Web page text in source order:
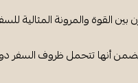
القوة والمرونة المثالية
أنها تتحمل ظروف السفر دون